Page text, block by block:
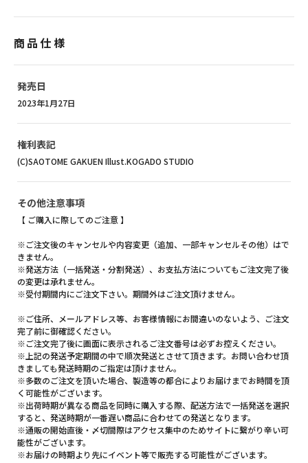
商品仕様
発売日
2023年1月27日
権利表記
(C)SAOTOME GAKUEN Illust.KOGADO STUDIO
その他注意事項
【 ご購入に際してのご注意 】
※ご注文後のキャンセルや内容変更（追加、一部キャンセルその他）はで
きません。
※発送方法（一括発送・分割発送）、お支払方法についてもご注文完了後
の変更は承れません。
※受付期間内にご注文下さい。期間外はご注文頂けません。
※ご住所、メールアドレス等、お客様情報にお間違いのないよう、ご注文
完了前に御確認ください。
※ご注文完了後に画面に表示されるご注文番号は必ずお控えください。
※上記の発送予定期間の中で順次発送とさせて頂きます。お問い合わせ頂
きましても発送時期のご指定は頂けません。
※多数のご注文を頂いた場合、製造等の都合によりお届けまでお時間を頂
く可能性がございます。
※出荷時期が異なる商品を同時に購入する際、配送方法で一括発送を選択
すると、発送時期が一番遅い商品に合わせての発送となります。
※通販の開始直後・〆切間際はアクセス集中のためサイトに繋がり辛い可
能性がございます。
※お届けの時期より先にイベント等で販売する可能性がございます。